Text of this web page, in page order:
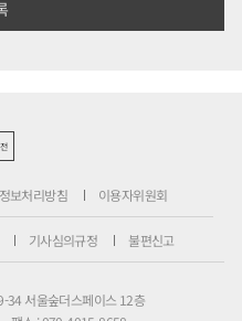
보처리방침 이용자위원회
기사심의규정 불편신고
34 서울숲더스페이스 12층